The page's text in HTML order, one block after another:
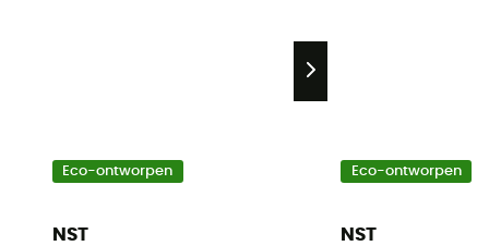
Eco-ontworpen
NST
Eco-ontworpen
NST